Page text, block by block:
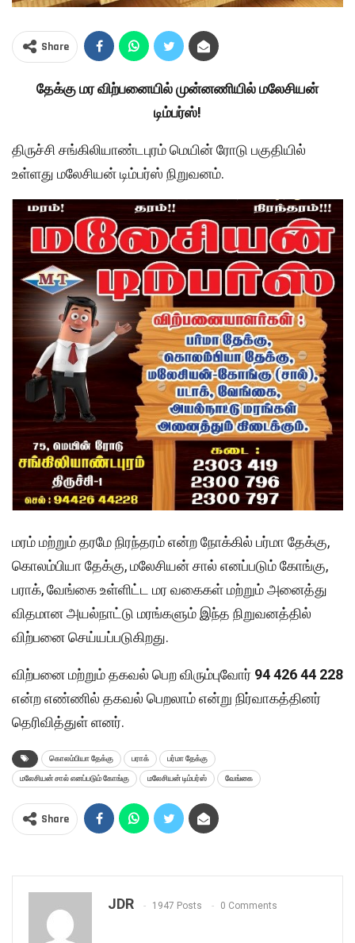
Share
தேக்கு மர விற்பனையில் முன்னணியில் மலேசியன்
டிம்பர்ஸ்!
திருச்சி சங்கிலியாண்டபுரம் மெயின் ரோடு பகுதியில்
உள்ளது மலேசியன் டிம்பர்ஸ் நிறுவனம்.
மரம் மற்றும் தரமே நிரந்தரம் என்ற நோக்கில் பர்மா தேக்கு,
கொலம்பியா தேக்கு, மலேசியன் சால் எனப்படும் கோங்கு,
பராக், வேங்கை உள்ளிட்ட மர வகைகள் மற்றும் அனைத்து
விதமான அயல்நாட்டு மரங்களும் இந்த நிறுவனத்தில்
விற்பனை செய்யப்படுகிறது.
விற்பனை மற்றும் தகவல் பெற விரும்புவோர் 94 426 44 228
என்ற எண்ணில் தகவல் பெறலாம் என்று நிர்வாகத்தினர்
தெரிவித்துள் ளனர்.
கொலம்பியா தேக்கு பராக் பர்மா தேக்கு
மலேசியன் சால் எனப்படும் கோங்கு மலேசியன் டிம்பர்ஸ் வேங்கை
Share
JDR 1947 Posts 0 Comments